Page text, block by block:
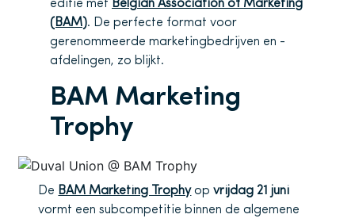
editie met Belgian Association of Marketing
(BAM). De perfecte format voor
gerenommeerde marketingbedrijven en -
afdelingen, zo blijkt.
BAM Marketing
Trophy
De BAM Marketing Trophyopvrijdag 21 juni
vormt een subcompetitie binnen de algemene